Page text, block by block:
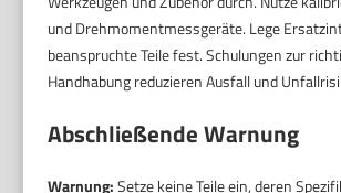
und Drehmomentmessgeräte. Lege
beanspruchte Teile fest. Schulungen zur
Handhabung reduzieren Ausfall und
Abschließende Warnung
Warnung:Setze keine Teile ein, deren